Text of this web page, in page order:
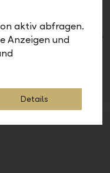
Banking
unbefristet |
aktiv abfragen.
Anzeigen und
Details